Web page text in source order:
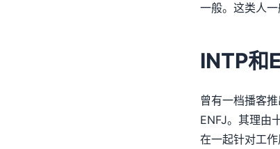
一般。这类人一
INTP和
曾有一档播客
ENFJ。其理由
在一起针对工